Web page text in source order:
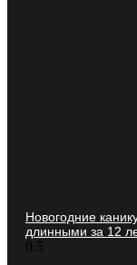
Новогодние
длинными за 12